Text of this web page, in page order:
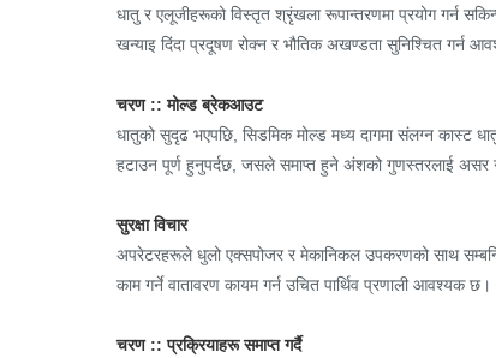
धातु र एलूजीहरूको विस्तृत श्रृंखला रूपान्तरणमा प्रयोग गर्न
खन्याइ दिंदा प्रदूषण रोक्न र भौतिक अखण्डता सुनिश्चित गर्न
चरण :: मोल्ड ब्रेकआउट
धातुको सुदृढ भएपछि, सिडमिक मोल्ड मध्य दागमा संलग्न कास्ट
हटाउन पूर्ण हुनुपर्दछ, जसले समाप्त हुने अंशको गुणस्तरलाई असर
सुरक्षा विचार
अपरेटरहरूले धुलो एक्सपोजर र मेकानिकल उपकरणको साथ
काम गर्ने वातावरण कायम गर्न उचित पार्थिव प्रणाली आवश्यक छ।
चरण :: प्रक्रियाहरू समाप्त गर्दै